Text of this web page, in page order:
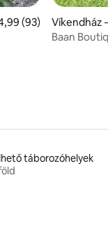
értékelés: 5/
(93)
Víkendház
Baan
táborozóhelyek